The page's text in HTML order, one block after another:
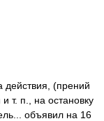
действия, (прений
т. п., на остановку
объявил на 16